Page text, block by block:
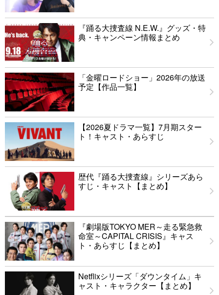
『踊る大捜査線 N.E.W.』グッズ・特
典・キャンペーン情報まとめ
「金曜ロードショー」2026年の放送
予定【作品一覧】
【2026夏ドラマ一覧】7月期スター
ト！キャスト・あらすじ
歴代『踊る大捜査線』シリーズあら
すじ・キャスト【まとめ】
『劇場版TOKYO MER～走る緊急救
命室～CAPITAL CRISIS』キャス
ト・あらすじ【まとめ】
Netflixシリーズ「ダウンタイム」キ
ャスト・キャラクター【まとめ】